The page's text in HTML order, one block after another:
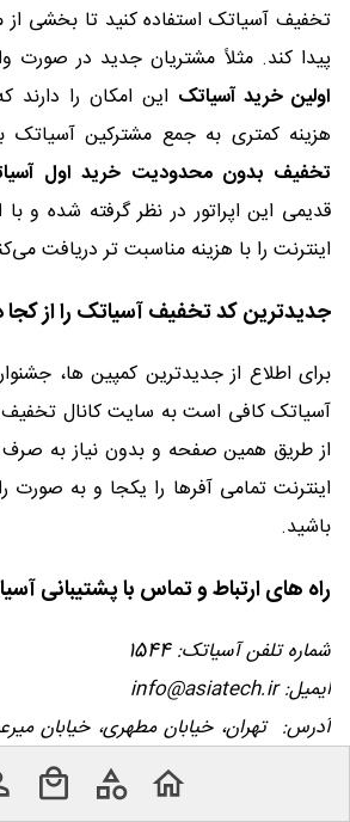
تخفیف آسیاتک استفاده کنید تا بخشی
پیدا کند. مثلاً مشتریان جدید در صورت
اولین خرید آسیاتک این امکان را دارند
هزینه کمتری به جمع مشترکین آسیاتک
تخفیف بدون محدودیت خرید اول
قدیمی این اپراتور در نظر گرفته شده و
اینترنت را با هزینه مناسبت تر دریافت
جدیدترین کد تخفیف آسیاتک را از کجا
برای اطلاع از جدیدترین کمپین ها،
آسیاتک کافی است به سایت کانال
از طریق همین صفحه و بدون نیاز به
اینترنت تمامی آفرها را یکجا و به صورت
باشید.
راه های ارتباط و تماس با پشتیبانی
شماره تلفن آسیاتک: 1544
ایمیل: info@asiatech.ir
آدرس: تهران، خیابان مطهری، خیابان
بهشتی، نبش کوچه دوازدهم، پلاک 37.